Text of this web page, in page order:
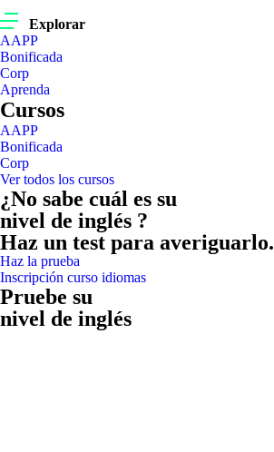
Explorar
AAPP
Bonificada
Corp
Aprenda
Cursos
AAPP
Bonificada
Corp
Ver todos los cursos
¿No sabe cuál es su
nivel de inglés ?
Haz un test para averiguarlo.
Haz la prueba
Inscripción curso idiomas
Pruebe su
nivel de inglés